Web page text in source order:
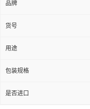
品牌
货号
用途
包装规格
是否进口